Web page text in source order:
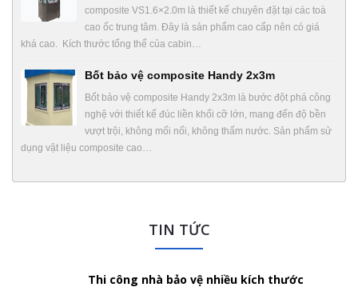
composite VS1.6×2.0m là thiết kế chuyên đặt tại các toà
cao ốc trung tâm. Đây là sản phẩm cao cấp nên có giá
khá cao. Kích thước tổng thể của cabin…
Bốt bảo vệ composite Handy 2x3m
Bốt bảo vệ composite Handy 2x3m là bước đột phá công
nghệ với thiết kế đúc liền khối cỡ lớn, mang đến độ bền
vượt trội, không mối nối, không thấm nước. Sản phẩm sử
dụng vật liệu composite cao…
TIN TỨC
Thi công nhà bảo vệ nhiều kích thước